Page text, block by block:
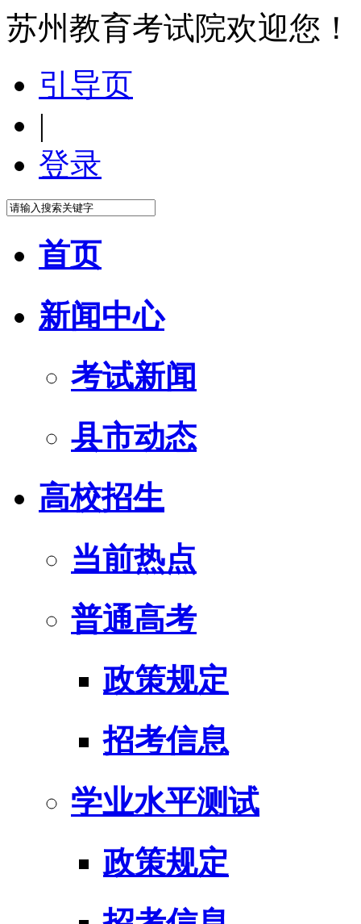
苏州教育考试院欢迎您！
引导页
|
登录
首页
新闻中心
考试新闻
县市动态
高校招生
当前热点
普通高考
政策规定
招考信息
学业水平测试
政策规定